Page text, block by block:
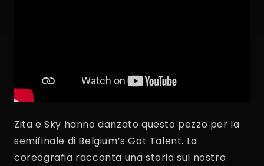
Zita e Sky hanno danzato questo pezzo per la
semifinale di Belgium’s Got Talent. La
coreografia racconta una storia sul nostro